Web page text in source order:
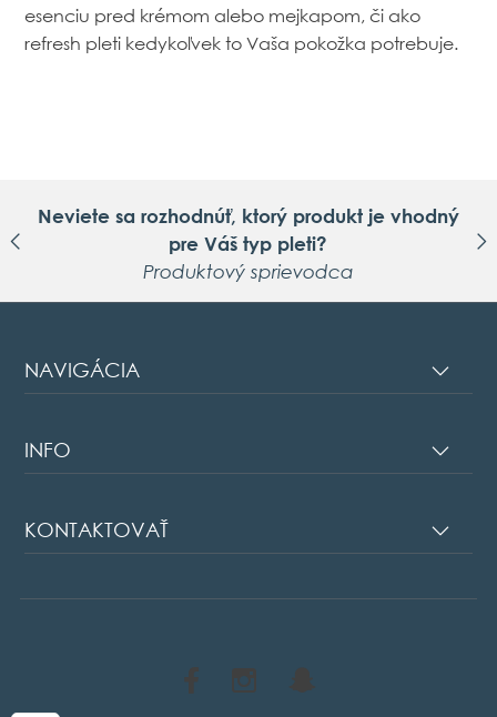
esenciu pred krémom alebo mejkapom, či ako
refresh pleti kedykoľvek to Vaša pokožka potrebuje.
Neviete sa rozhodnúť, ktorý produkt je vhodný
pre Váš typ pleti?
Produktový sprievodca
NAVIGÁCIA
INFO
KONTAKTOVAŤ